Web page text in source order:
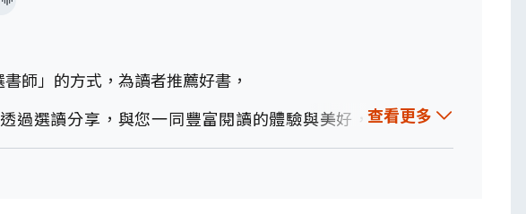
查看更多
師」的方式，為讀者推薦好書，
過選讀分享，與您一同豐富閱讀的體驗與美好，歡迎到館借